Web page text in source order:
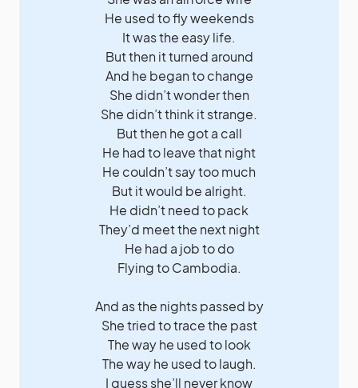
He used to fly weekends
It was the easy life.
But then it turned around
And he began to change
She didn’t wonder then
She didn’t think it strange.
But then he got a call
He had to leave that night
He couldn’t say too much
But it would be alright.
He didn’t need to pack
They’d meet the next night
He had a job to do
Flying to Cambodia.
And as the nights passed by
She tried to trace the past
The way he used to look
The way he used to laugh.
I guess she’ll never know